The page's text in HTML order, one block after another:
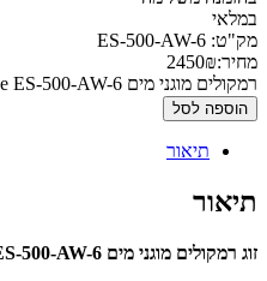
במלאי
מק"ט: ES-500-AW-6
מחיר:
2450₪
רמקולים מוגני מים Episode ES-500-AW-6
הוספה לסל
תיאור
תיאור
זוג רמקולים מוגני מים Episode ES-500-AW-6